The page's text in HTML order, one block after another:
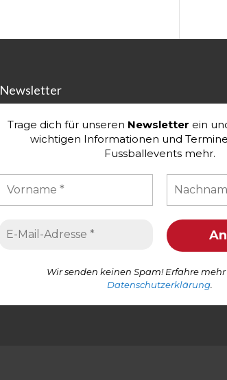
Newsletter
Trage dich für unseren Newsletter ein
wichtigen Informationen und
Fussballevents mehr.
Wir senden keinen Spam! Erfahre
Datenschutzerklärung.